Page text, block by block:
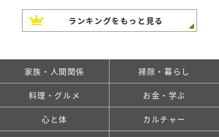
ランキングをもっと見る
疲れがとれない日々。病院で言われた「気持ち